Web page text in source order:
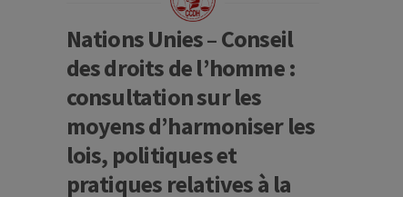
Nations Unies – Conseil
des droits de l’homme :
consultation sur les
moyens d’harmoniser les
lois, politiques et
pratiques relatives à la